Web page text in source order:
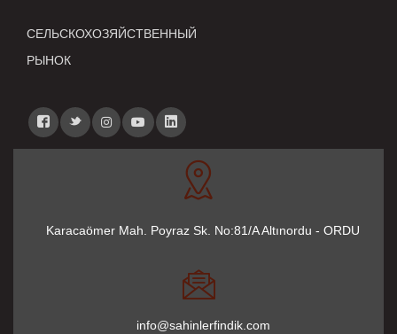
СЕЛЬСКОХОЗЯЙСТВЕННЫЙ
РЫНОК
Karacaömer Mah. Poyraz Sk. No:81/A Altınordu - ORDU
info@sahinlerfindik.com